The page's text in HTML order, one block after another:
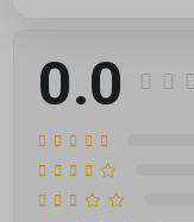
0.0